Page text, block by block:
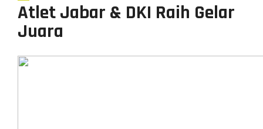
Atlet Jabar & DKI Raih Gelar
Juara